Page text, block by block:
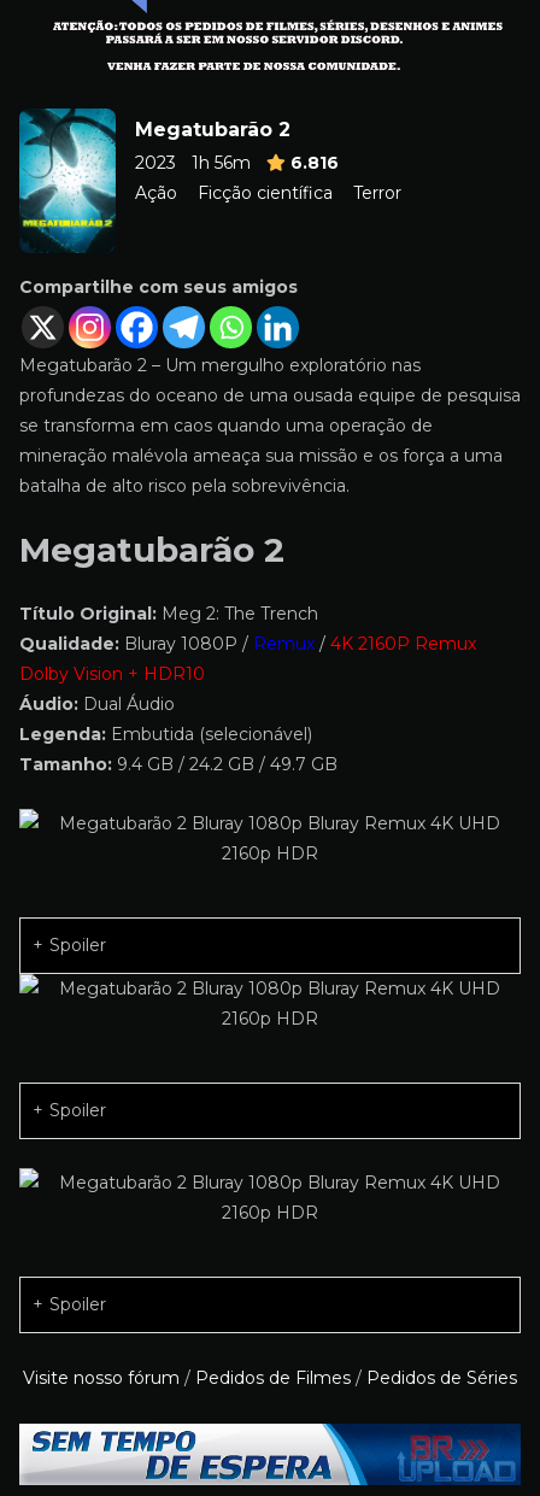
Megatubarão 2
2023 1h 56m
6.816
Ação
Ficção científica Terror
Compartilhe com seus amigos
Megatubarão 2 – Um mergulho exploratório nas
profundezas do oceano de uma ousada equipe de pesquisa
se transforma em caos quando uma operação de
mineração malévola ameaça sua missão e os força a uma
batalha de alto risco pela sobrevivência.
Megatubarão 2
Título Original: Meg 2: The Trench
Qualidade: Bluray 1080P / Remux / 4K 2160P Remux
Dolby Vision + HDR10
Áudio: Dual Áudio
Legenda: Embutida (selecionável)
Tamanho: 9.4 GB / 24.2 GB / 49.7 GB
Spoiler
Spoiler
Spoiler
Visite nosso fórum / Pedidos de Filmes / Pedidos de Séries